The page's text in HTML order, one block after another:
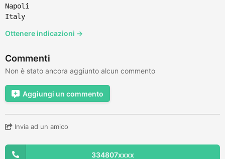
Napoli
Italy
Ottenere indicazioni →
Commenti
Non è stato ancora aggiunto alcun commento
Aggiungi un commento
Invia ad un amico
334807xxxx